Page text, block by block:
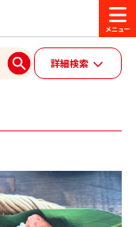
詳細検索